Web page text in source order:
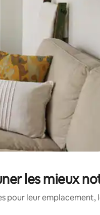
les mieux
pour leur